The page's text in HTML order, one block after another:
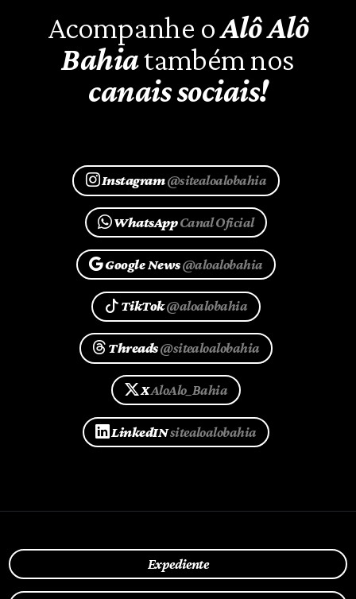
Acompanhe oAlô Alô
Bahiatambém nos
canais sociais!
Instagram@sitealoalobahia
WhatsAppCanal Oficial
Google News@aloalobahia
TikTok@aloalobahia
Threads@sitealoalobahia
XAloAlo_Bahia
LinkedINsitealoalobahia
Expediente